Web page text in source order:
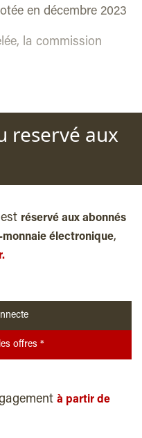
en décembre 2023
la commission
reservé aux
réservé aux abonnés
électronique,
Je découvre les offres *
à partir de